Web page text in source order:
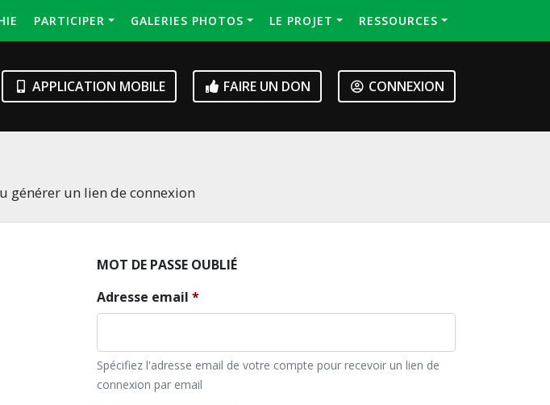
PARTICIPER GALERIES PHOTOS LE PROJET RESSOURCES
APPLICATION MOBILE FAIRE UN DON CONNEXION
générer un lien de connexion
MOT DE PASSE OUBLIÉ
Adresse email
Spécifiez l'adresse email de votre compte pour recevoir un lien de
connexion par email